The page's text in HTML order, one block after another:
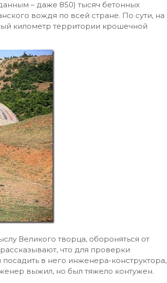
– даже 850) тысяч бетонных
вождя по всей стране. По сути, на
километр территории крошечной
Великого творца, обороняться от
что для проверки
в него инженера-конструктора,
выжил, но был тяжело контужен.